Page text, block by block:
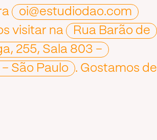
oi@estudiodao.com
visitar na
Rua Barão de
255, Sala 803 –
São Paulo
. Gostamos de